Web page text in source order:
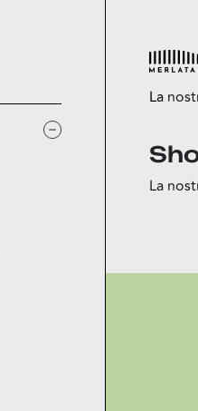
La
Esplora
Shop
Sport
La